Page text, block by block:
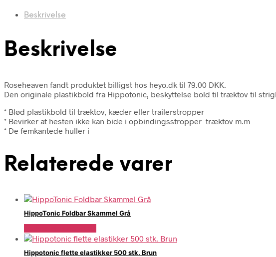
Beskrivelse
Beskrivelse
Roseheaven fandt produktet billigst hos heyo.dk til 79.00 DKK.
Den originale plastikbold fra Hippotonic, beskyttelse bold til træktov til
* Blød plastikbold til træktov, kæder eller trailerstropper
* Bevirker at hesten ikke kan bide i opbindingsstropper træktov m.m
* De femkantede huller i
Relaterede varer
HippoTonic Foldbar Skammel Grå
Hippotonic flette elastikker 500 stk. Brun